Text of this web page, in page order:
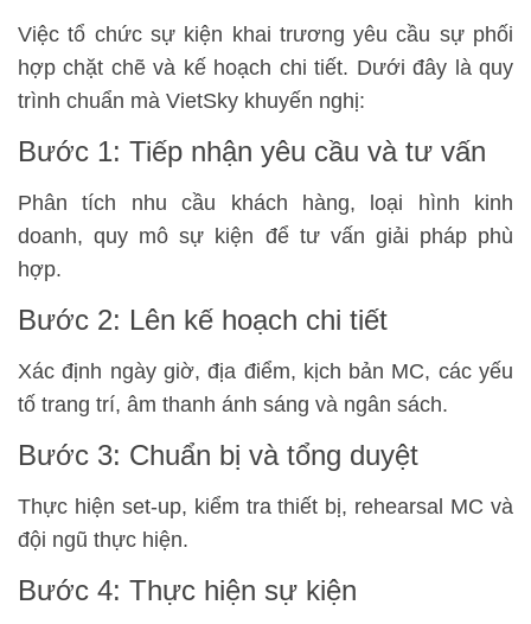
Việc tổ chức sự kiện khai trương yêu cầu sự phối
hợp chặt chẽ và kế hoạch chi tiết. Dưới đây là quy
trình chuẩn mà VietSky khuyến nghị:
Bước 1: Tiếp nhận yêu cầu và tư vấn
Phân tích nhu cầu khách hàng, loại hình kinh
doanh, quy mô sự kiện để tư vấn giải pháp phù
hợp.
Bước 2: Lên kế hoạch chi tiết
Xác định ngày giờ, địa điểm, kịch bản MC, các yếu
tố trang trí, âm thanh ánh sáng và ngân sách.
Bước 3: Chuẩn bị và tổng duyệt
Thực hiện set-up, kiểm tra thiết bị, rehearsal MC và
đội ngũ thực hiện.
Bước 4: Thực hiện sự kiện